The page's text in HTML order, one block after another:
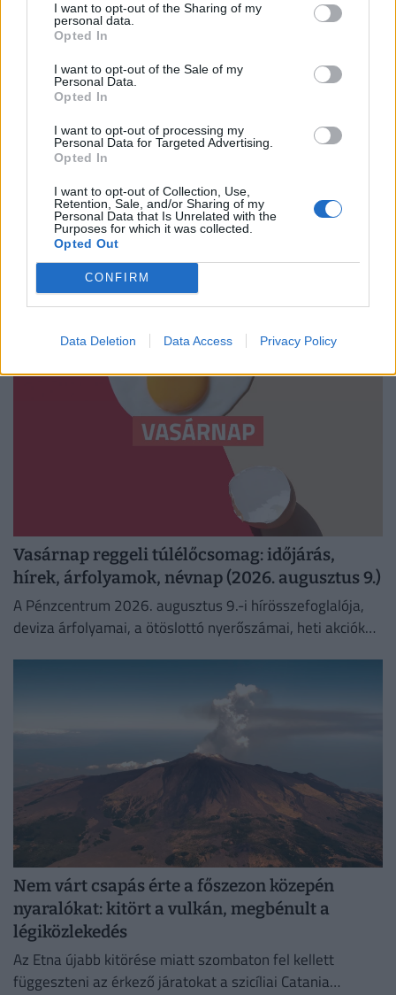
I want to opt-out of the Sharing of my
personal data.
Opted In
I want to opt-out of the Sale of my
Personal Data.
Opted In
I want to opt-out of processing my
Personal Data for Targeted Advertising.
Opted In
I want to opt-out of Collection, Use,
Retention, Sale, and/or Sharing of my
Personal Data that Is Unrelated with the
Purposes for which it was collected.
Opted Out
CONFIRM
Data Deletion Data Access Privacy Policy
Ma még élvezhetjük az enyhébb időjárást: jövő
héten ismét hőség tarolja le Magyarországot,
esőre kevés a remény
Vasárnap még néhány fokkal enyhébb idő várható, a
hőmérséklet 29 és 35 fok között alakul, de a lehűlés nem
Vasárnap reggeli túlélőcsomag: időjárás,
hírek, árfolyamok, névnap (2026. augusztus 9.)
A Pénzcentrum 2026. augusztus 9.-i hírösszefoglalója,
deviza árfolyamai, a ötöslottó nyerőszámai, heti akciók
Nem várt csapás érte a főszezon közepén
nyaralókat: kitört a vulkán, megbénult a
légiközlekedés
Az Etna újabb kitörése miatt szombaton fel kellett
függeszteni az érkező járatokat a szicíliai Catania